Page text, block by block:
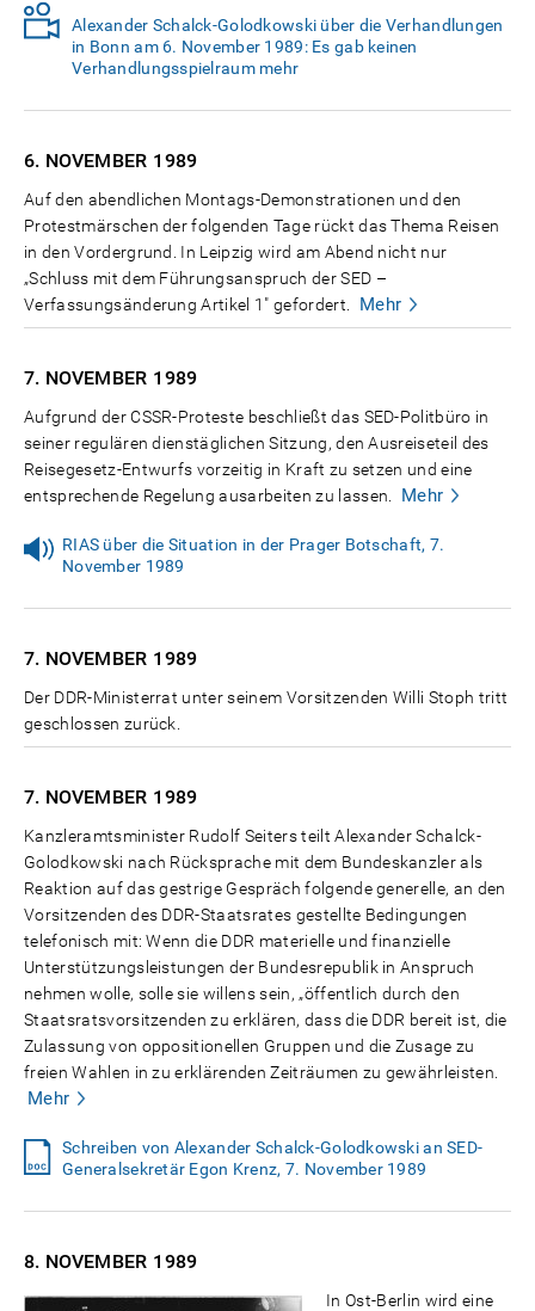
Alexander Schalck-Golodkowski über die Verhandlungen
in Bonn am 6. November 1989: Es gab keinen
Verhandlungsspielraum mehr
6. NOVEMBER 1989
Auf den abendlichen Montags-Demonstrationen und den
Protestmärschen der folgenden Tage rückt das Thema Reisen
in den Vordergrund. In Leipzig wird am Abend nicht nur
„Schluss mit dem Führungsanspruch der SED –
Verfassungsänderung Artikel 1" gefordert.
Mehr
7. NOVEMBER 1989
Aufgrund der CSSR-Proteste beschließt das SED-Politbüro in
seiner regulären dienstäglichen Sitzung, den Ausreiseteil des
Reisegesetz-Entwurfs vorzeitig in Kraft zu setzen und eine
entsprechende Regelung ausarbeiten zu lassen.
Mehr
RIAS über die Situation in der Prager Botschaft, 7.
November 1989
7. NOVEMBER 1989
Der DDR-Ministerrat unter seinem Vorsitzenden Willi Stoph tritt
geschlossen zurück.
7. NOVEMBER 1989
Kanzleramtsminister Rudolf Seiters teilt Alexander Schalck-
Golodkowski nach Rücksprache mit dem Bundeskanzler als
Reaktion auf das gestrige Gespräch folgende generelle, an den
Vorsitzenden des DDR-Staatsrates gestellte Bedingungen
telefonisch mit: Wenn die DDR materielle und finanzielle
Unterstützungsleistungen der Bundesrepublik in Anspruch
nehmen wolle, solle sie willens sein, „öffentlich durch den
Staatsratsvorsitzenden zu erklären, dass die DDR bereit ist, die
Zulassung von oppositionellen Gruppen und die Zusage zu
freien Wahlen in zu erklärenden Zeiträumen zu gewährleisten.
Mehr
Schreiben von Alexander Schalck-Golodkowski an SED-
Generalsekretär Egon Krenz, 7. November 1989
8. NOVEMBER 1989
In Ost-Berlin wird eine